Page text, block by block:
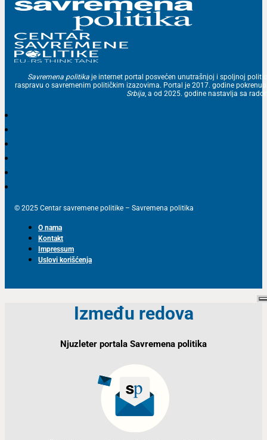
Savremena politika je internet portal posvećen unutrašnjoj i spoljnoj
raspravu o savremenim političkim izazovima. Portal je 2017. godine
Srbija , a od 2025. godine nastavlja sa
© 2025 Centar savremene politike – Savremena politika
O nama
Kontakt
Impressum
Uslovi korišćenja
Između redova
Njuzleter portala Savremena politika